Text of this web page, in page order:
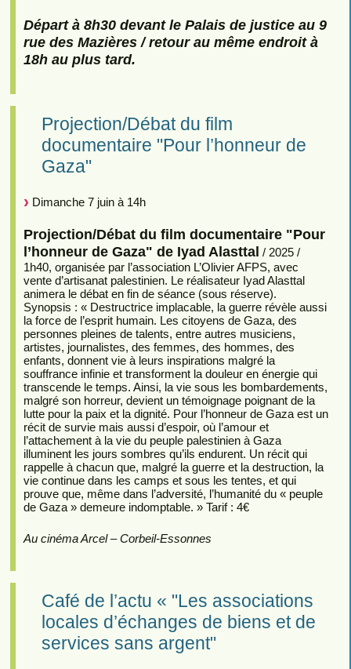
Départ à 8h30 devant le Palais de justice au 9
rue des Mazières / retour au même endroit à
18h au plus tard.
Projection/Débat du film
documentaire "Pour l’honneur de
Gaza"
Dimanche 7 juin à 14h
Projection/Débat du film documentaire "Pour
l’honneur de Gaza" de Iyad Alasttal / 2025 /
1h40, organisée par l’association L’Olivier AFPS, avec
vente d’artisanat palestinien. Le réalisateur Iyad Alasttal
animera le débat en fin de séance (sous réserve).
Synopsis : « Destructrice implacable, la guerre révèle aussi
la force de l’esprit humain. Les citoyens de Gaza, des
personnes pleines de talents, entre autres musiciens,
artistes, journalistes, des femmes, des hommes, des
enfants, donnent vie à leurs inspirations malgré la
souffrance infinie et transforment la douleur en énergie qui
transcende le temps. Ainsi, la vie sous les bombardements,
malgré son horreur, devient un témoignage poignant de la
lutte pour la paix et la dignité. Pour l’honneur de Gaza est un
récit de survie mais aussi d’espoir, où l’amour et
l’attachement à la vie du peuple palestinien à Gaza
illuminent les jours sombres qu’ils endurent. Un récit qui
rappelle à chacun que, malgré la guerre et la destruction, la
vie continue dans les camps et sous les tentes, et qui
prouve que, même dans l’adversité, l’humanité du « peuple
de Gaza » demeure indomptable. » Tarif : 4€
Au cinéma Arcel – Corbeil-Essonnes
Café de l’actu « "Les associations
locales d’échanges de biens et de
services sans argent"